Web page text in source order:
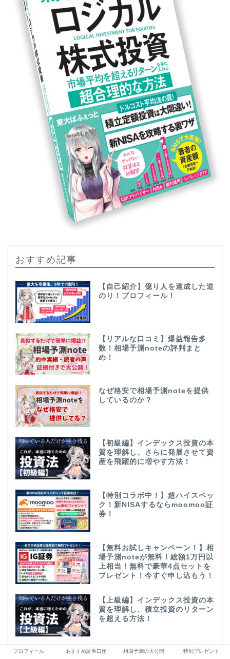
おすすめ記事
【自己紹介】億り人を達成した道
のり！プロフィール！
【リアルな口コミ】爆益報告多
数！相場予測noteの評判まと
め！
なぜ格安で相場予測noteを提供
しているのか？
【初級編】インデックス投資の本
質を理解し、さらに発展させて資
産を飛躍的に増やす方法！
【特別コラボ中！】超ハイスペッ
ク！新NISAするならmoomoo証
券！
【無料お試しキャンペーン！】相
場予測noteが無料！総額1万円以
上相当！無料で豪華4点セットを
プレゼント！今すぐ申し込もう！
【上級編】インデックス投資の本
質を理解し、積立投資のリターン
を超える方法！
【moomoo証券完全攻略！】入
プロフィール おすすめ証券口座 相場予測の大公開 特別プレゼント